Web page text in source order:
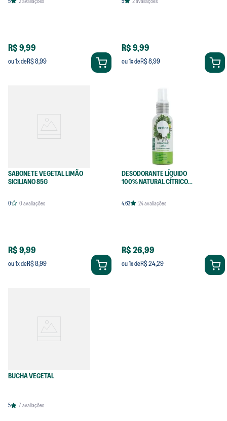
R$ 9,99
ou1x deR$ 8,99
R$ 9,99
ou1x deR$ 8,99
SABONETE VEGETAL LIMÃO
SICILIANO 85G
0 0avaliações
R$ 9,99
ou1x deR$ 8,99
DESODORANTE LÍQUIDO
100% NATURAL CÍTRICO
4.63 24avaliações
R$ 26,99
ou1x deR$ 24,29
BUCHA VEGETAL
5 7avaliações